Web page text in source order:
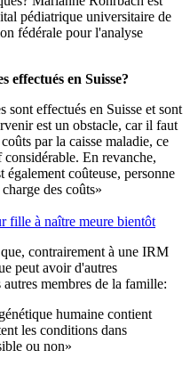
pédiatrique universitaire de
fédérale pour l'analyse
effectués en Suisse?
sont effectués en Suisse et sont
est un obstacle, car il faut
par la caisse maladie, ce
En revanche,
coûteuse, personne
des coûts»
fille à naître meure bientôt
contrairement à une IRM
peut avoir d'autres
membres de la famille:
humaine contient
les conditions dans
ou non»